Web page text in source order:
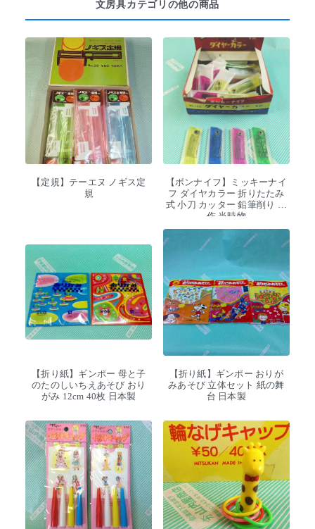
文房具カテゴリの他の商品
【定規】テーエヌ ノギス定
規
【ボンナイフ】ミッキーナイ
フ ダイヤカラー 折りたたみ
式 小刀 カッター 鉛筆削り 工
作 当時物
【折り紙】ギンポー 母と子
のたのしいちえあそび おり
がみ 12cm 40枚 日本製
【折り紙】ギンポー おりが
みあそび 立体セット 紙の舞
台 日本製